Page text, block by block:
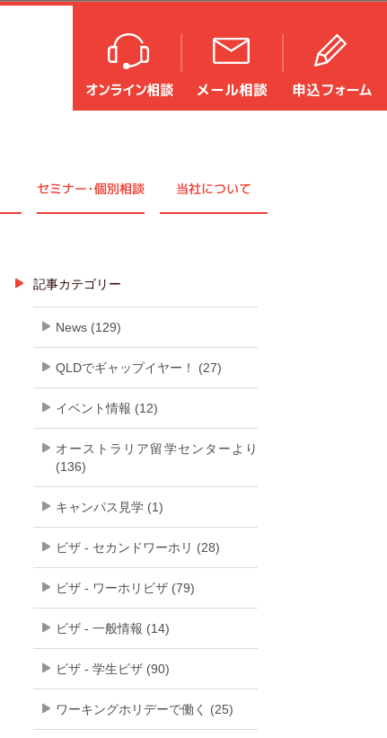
セミナー・個別相談 当社について
記事カテゴリー
News (129)
QLDでギャップイヤー！ (27)
イベント情報 (12)
オーストラリア留学センターより
(136)
キャンパス見学 (1)
ビザ - セカンドワーホリ (28)
ビザ - ワーホリビザ (79)
ビザ - 一般情報 (14)
ビザ - 学生ビザ (90)
ワーキングホリデーで働く (25)